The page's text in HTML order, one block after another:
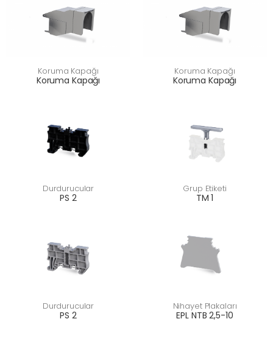
Koruma Kapağı
Koruma Kapağı
Koruma Kapağı
Koruma Kapağı
Durdurucular
PS 2
Grup Etiketi
TM 1
Durdurucular
PS 2
Nihayet Plakaları
EPL NTB 2,5-10